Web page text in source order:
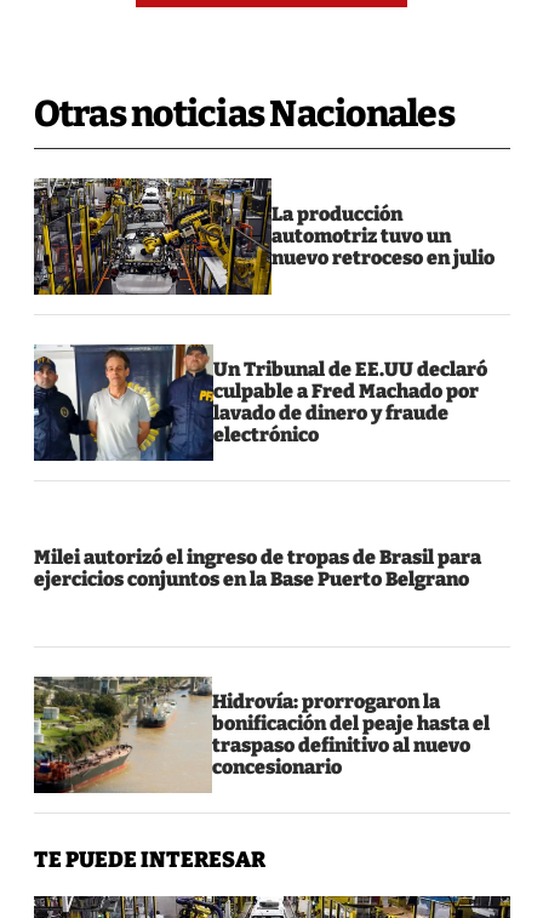
Otras noticias Nacionales
La producción
automotriz tuvo un
nuevo retroceso en julio
Un Tribunal de EE.UU declaró
culpable a Fred Machado por
lavado de dinero y fraude
electrónico
Milei autorizó el ingreso de tropas de Brasil para
ejercicios conjuntos en la Base Puerto Belgrano
Hidrovía: prorrogaron la
bonificación del peaje hasta el
traspaso definitivo al nuevo
concesionario
TE PUEDE INTERESAR